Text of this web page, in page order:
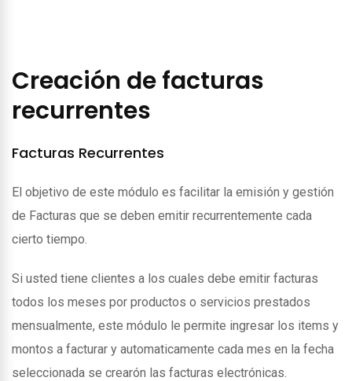
Creación de facturas
recurrentes
Facturas Recurrentes
El objetivo de este módulo es facilitar la emisión y gestión
de Facturas que se deben emitir recurrentemente cada
cierto tiempo.
Si usted tiene clientes a los cuales debe emitir facturas
todos los meses por productos o servicios prestados
mensualmente, este módulo le permite ingresar los items y
montos a facturar y automaticamente cada mes en la fecha
seleccionada se crearón las facturas electrónicas.